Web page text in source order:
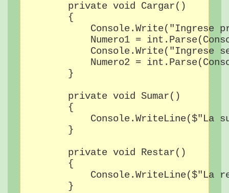
        private void Cargar()
        {
Console.Write("Ingrese
Numero1 =
Console.Write("Ingrese
Numero2 =
        }
        private void Sumar()
        {
Console.WriteLine($"La
        }
        private void Restar()
        {
Console.WriteLine($"La
        }